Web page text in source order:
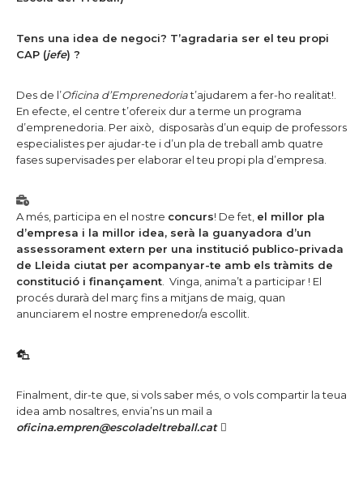
Tens una idea de negoci? T’agradaria ser el teu propi
CAP (jefe) ?
Des de l’Oficina d’Emprenedoriat’ajudarem a fer-ho realitat!.
En efecte, el centre t’ofereix dur a terme un programa
d’emprenedoria. Per això, disposaràs d’un equip de professors
especialistes per ajudar-te i d’un pla de treball amb quatre
fases supervisades per elaborar el teu propi pla d’empresa.
A més, participa en el nostre concurs! De fet, el millor pla
d’empresa i la millor idea, serà la guanyadora d’un
assessorament extern per una institució publico-privada
de Lleida ciutat per acompanyar-te amb els tràmits de
constitució i finançament. Vinga, anima’t a participar ! El
procés durarà del març fins a mitjans de maig, quan
anunciarem el nostre emprenedor/a escollit.
Finalment, dir-te que, si vols saber més, o vols compartir la teua
idea amb nosaltres, envia’ns un mail a
oficina.empren@escoladeltreball.cat